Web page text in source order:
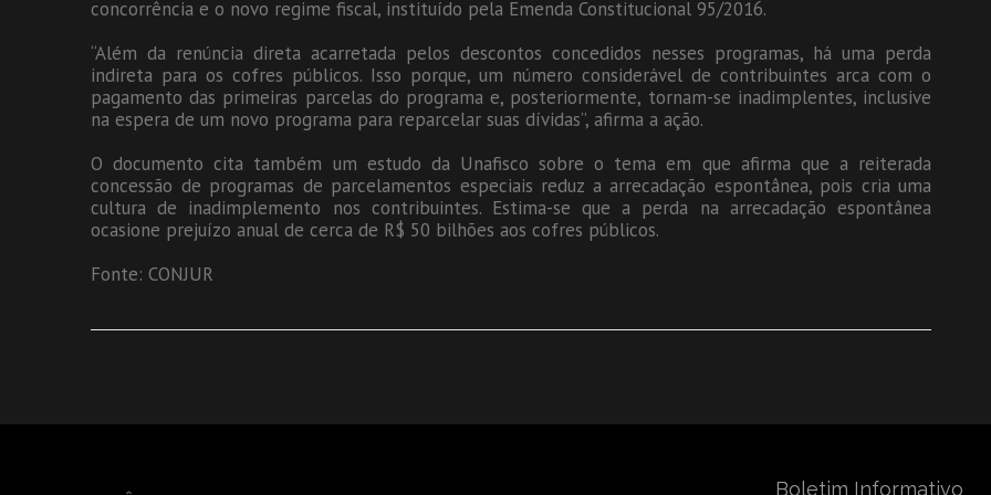
concorrência e o novo regime fiscal, instituído pela Emenda Constitucional 95/2016.
“Além da renúncia direta acarretada pelos descontos concedidos nesses programas, há uma perda
indireta para os cofres públicos. Isso porque, um número considerável de contribuintes arca com o
pagamento das primeiras parcelas do programa e, posteriormente, tornam-se inadimplentes, inclusive
na espera de um novo programa para reparcelar suas dívidas”, afirma a ação.
O documento cita também um estudo da Unafisco sobre o tema em que afirma que a reiterada
concessão de programas de parcelamentos especiais reduz a arrecadação espontânea, pois cria uma
cultura de inadimplemento nos contribuintes. Estima-se que a perda na arrecadação espontânea
ocasione prejuízo anual de cerca de R$ 50 bilhões aos cofres públicos.
Fonte: CONJUR
Boletim Informativo